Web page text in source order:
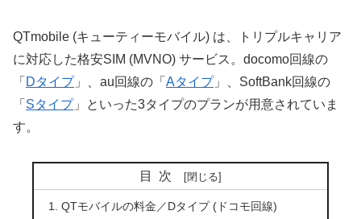
QTmobile (キューティーモバイル) は、トリプルキャリア
に対応した格安SIM (MVNO) サービス。docomo回線の
「 Dタイプ」、au回線の「 Aタイプ」、SoftBank回線の
「 Sタイプ」といった3タイプのプランが用意されていま
す。
目次
QTモバイルの料金／Dタイプ (ドコモ回線)